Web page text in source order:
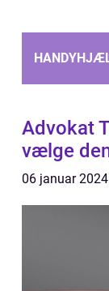
Advokat
vælge
06 januar 2024